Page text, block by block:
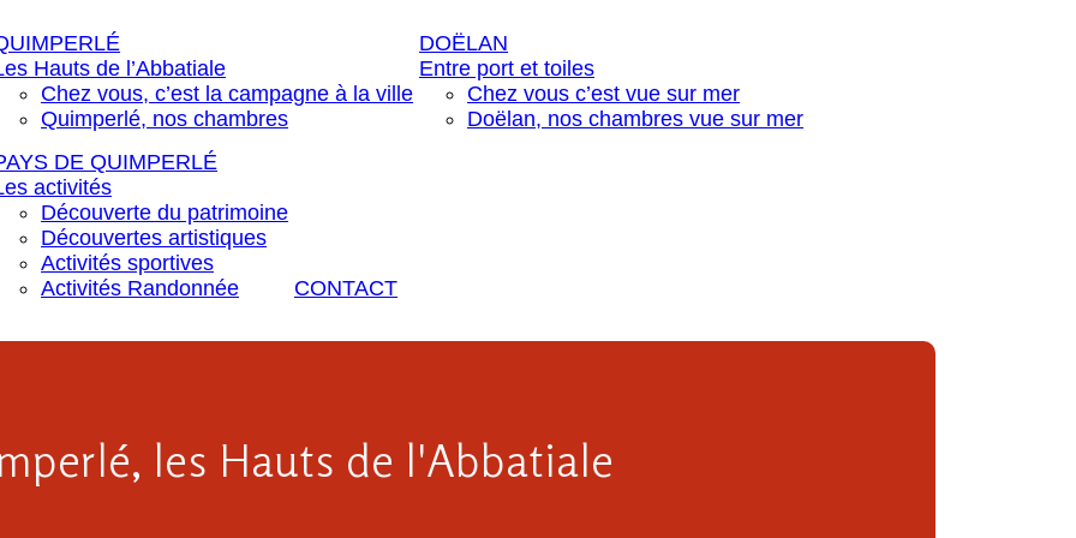
Hauts de l’Abbatiale
Chez vous, c’est la campagne à la ville
Quimperlé, nos chambres
DOËLAN
Entre port et toiles
Chez vous c’est vue sur mer
Doëlan, nos chambres vue sur mer
DE QUIMPERLÉ
activités
Découverte du patrimoine
Découvertes artistiques
Activités sportives
Activités Randonnée
CONTACT
les Hauts de l'Abbatiale